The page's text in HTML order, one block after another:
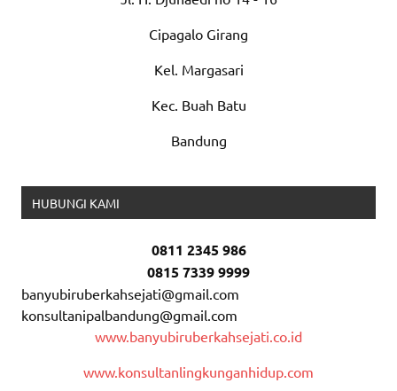
Cipagalo Girang
Kel. Margasari
Kec. Buah Batu
Bandung
HUBUNGI KAMI
0811 2345 986
0815 7339 9999
banyubiruberkahsejati@gmail.com
konsultanipalbandung@gmail.com
www.banyubiruberkahsejati.co.id
www.konsultanlingkunganhidup.com